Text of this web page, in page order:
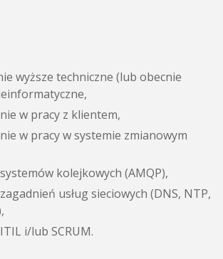
wyższe techniczne (lub obecnie
w pracy z klientem,
w pracy w systemie zmianowym
kolejkowych (AMQP),
usług sieciowych (DNS, NTP,
i/lub SCRUM.